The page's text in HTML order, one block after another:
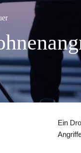
Ein